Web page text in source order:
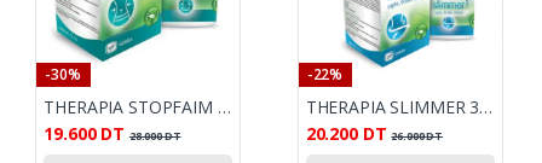
-30%
THERAPIA STOPFAIM 60 GÉLULES
19.600 DT 28.000DT
-22%
THERAPIA SLIMMER 3 30 GELULES
20.200 DT 26.000DT